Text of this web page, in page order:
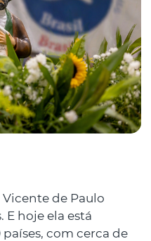
Vicente de Paulo
E hoje ela está
com cerca de